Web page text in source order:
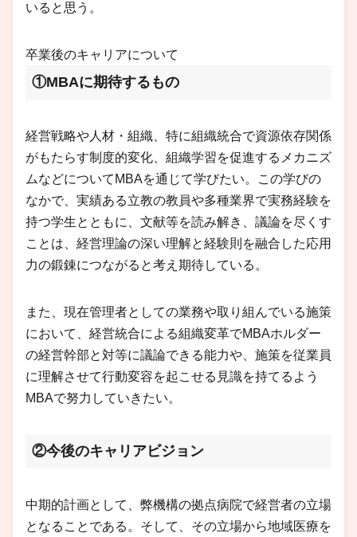
いると思う。
卒業後のキャリアについて
①MBAに期待するもの
経営戦略や人材・組織、特に組織統合で資源依存関係
がもたらす制度的変化、組織学習を促進するメカニズ
ムなどについてMBAを通じて学びたい。この学びの
なかで、実績ある立教の教員や多種業界で実務経験を
持つ学生とともに、文献等を読み解き、議論を尽くす
ことは、経営理論の深い理解と経験則を融合した応用
力の鍛錬につながると考え期待している。
また、現在管理者としての業務や取り組んでいる施策
において、経営統合による組織変革でMBAホルダー
の経営幹部と対等に議論できる能力や、施策を従業員
に理解させて行動変容を起こせる見識を持てるよう
MBAで努力していきたい。
②今後のキャリアビジョン
中期的計画として、弊機構の拠点病院で経営者の立場
となることである。そして、その立場から地域医療を